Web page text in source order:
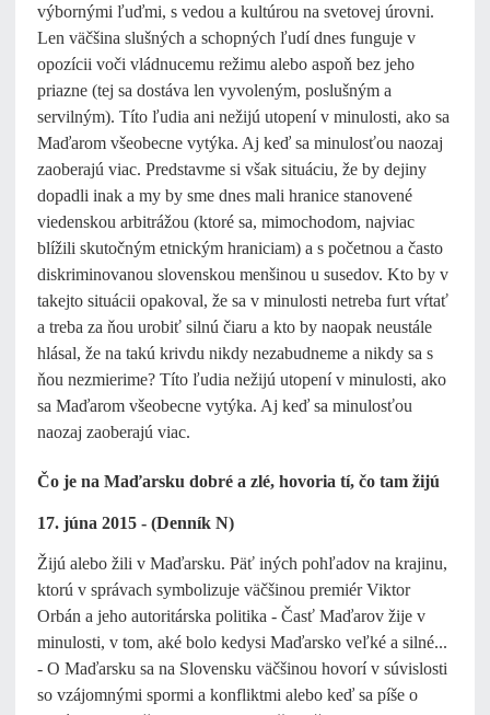
výbornými ľuďmi, s vedou a kultúrou na svetovej úrovni.
Len väčšina slušných a schopných ľudí dnes funguje v
opozícii voči vládnucemu režimu alebo aspoň bez jeho
priazne (tej sa dostáva len vyvoleným, poslušným a
servilným). Títo ľudia ani nežijú utopení v minulosti, ako sa
Maďarom všeobecne vytýka. Aj keď sa minulosťou naozaj
zaoberajú viac. Predstavme si však situáciu, že by dejiny
dopadli inak a my by sme dnes mali hranice stanovené
viedenskou arbitrážou (ktoré sa, mimochodom, najviac
blížili skutočným etnickým hraniciam) a s početnou a často
diskriminovanou slovenskou menšinou u susedov. Kto by v
takejto situácii opakoval, že sa v minulosti netreba furt vŕtať
a treba za ňou urobiť silnú čiaru a kto by naopak neustále
hlásal, že na takú krivdu nikdy nezabudneme a nikdy sa s
ňou nezmierime? Títo ľudia nežijú utopení v minulosti, ako
sa Maďarom všeobecne vytýka. Aj keď sa minulosťou
naozaj zaoberajú viac.
Čo je na Maďarsku dobré a zlé, hovoria tí, čo tam žijú
17. júna 2015 - (Denník N)
Žijú alebo žili v Maďarsku. Päť iných pohľadov na krajinu,
ktorú v správach symbolizuje väčšinou premiér Viktor
Orbán a jeho autoritárska politika - Časť Maďarov žije v
minulosti, v tom, aké bolo kedysi Maďarsko veľké a silné...
- O Maďarsku sa na Slovensku väčšinou hovorí v súvislosti
so vzájomnými spormi a konfliktmi alebo keď sa píše o